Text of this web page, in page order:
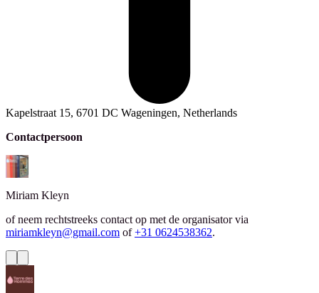
Kapelstraat 15, 6701 DC Wageningen, Netherlands
Contactpersoon
Miriam Kleyn
of neem rechtstreeks contact op met de organisator via
miriamkleyn@gmail.com of +31 0624538362.